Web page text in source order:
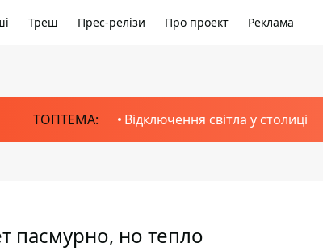
Треш Прес-релізи Про проект Реклама
ТОПТЕМА: Відключення світла у столиці
пасмурно, но тепло